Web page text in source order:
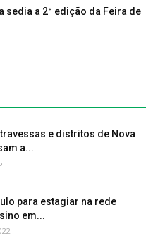
sedia a 2ª edição da Feira de
travessas e distritos de Nova
a...
para estagiar na rede
em...